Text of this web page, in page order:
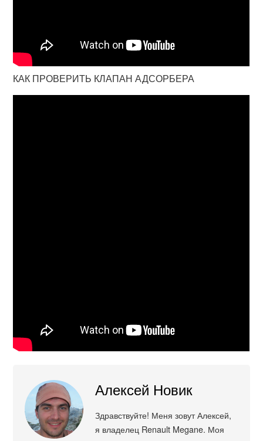
КАК ПРОВЕРИТЬ КЛАПАН АДСОРБЕРА
Алексей Новик
Здравствуйте! Меня зовут Алексей,
я владелец Renault Megane. Моя